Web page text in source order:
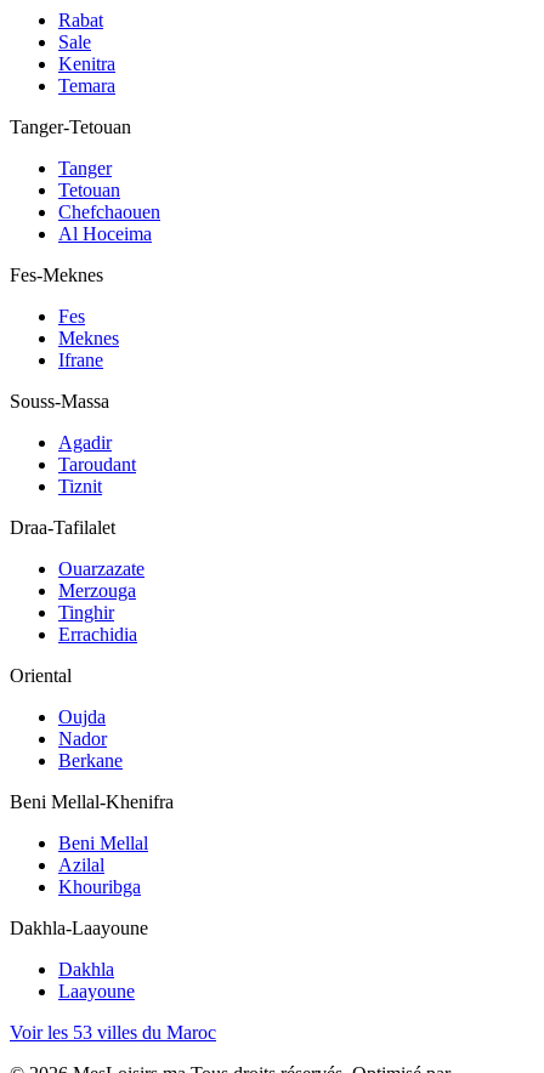
Rabat
Sale
Kenitra
Temara
Tanger-Tetouan
Tanger
Tetouan
Chefchaouen
Al Hoceima
Fes-Meknes
Fes
Meknes
Ifrane
Souss-Massa
Agadir
Taroudant
Tiznit
Draa-Tafilalet
Ouarzazate
Merzouga
Tinghir
Errachidia
Oriental
Oujda
Nador
Berkane
Beni Mellal-Khenifra
Beni Mellal
Azilal
Khouribga
Dakhla-Laayoune
Dakhla
Laayoune
Voir les 53 villes du Maroc